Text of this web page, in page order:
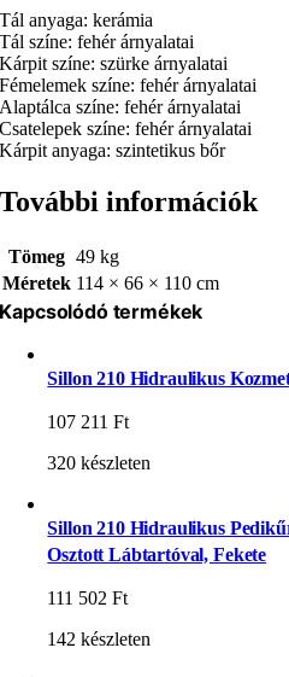
Tál anyaga: kerámia
Tál színe: fehér árnyalatai
Kárpit színe: szürke árnyalatai
Fémelemek színe: fehér árnyalatai
Alaptálca színe: fehér árnyalatai
Csatelepek színe: fehér árnyalatai
Kárpit anyaga: szintetikus bőr
További információk
Tömeg 49 kg
Méretek 114 × 66 × 110 cm
Kapcsolódó termékek
Sillon 210 Hidraulikus
107 211Ft
320 készleten
Sillon 210 Hidraulikus
Osztott Lábtartóval, Fekete
111 502Ft
142 készleten